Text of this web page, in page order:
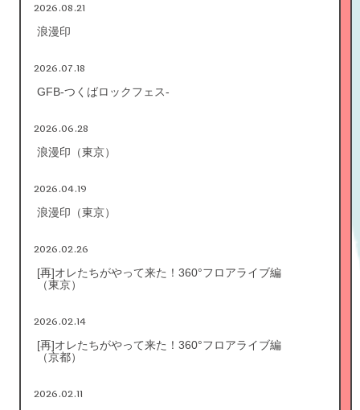
2026.08.21
浪漫印
2026.07.18
GFB-つくばロックフェス-
2026.06.28
浪漫印（東京）
2026.04.19
浪漫印（東京）
2026.02.26
[再]オレたちがやって来た！360°フロアライブ編
（東京）
2026.02.14
[再]オレたちがやって来た！360°フロアライブ編
（京都）
2026.02.11